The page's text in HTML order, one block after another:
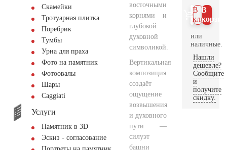
Скамейки
Тротуарная плитка
Поребрик
Тумбы
Урна для праха
Фото на памятник
Фотоовалы
Шары
Сaggiati
Услуги
Памятник в 3D
Эскиз - согласование
восточными
корнями и
глубокой
духовной
символикой.
Вертикальная
композиция
создаёт
ощущение
возвышения
и духовного
пути —
силуэт
башни
В
В 1
клик
или
наличные.
Нашли
дешевле?
Сообщите
и
получите
скидку.